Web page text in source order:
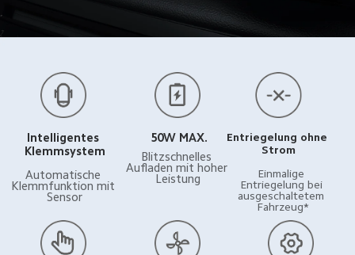
Intelligentes
Klemmsystem
Automatische
Klemmfunktion mit
Sensor
50W MAX.
Blitzschnelles
Aufladen mit hoher
Leistung
Entriegelung ohne
Strom
Einmalige
Entriegelung bei
ausgeschaltetem
Fahrzeug*